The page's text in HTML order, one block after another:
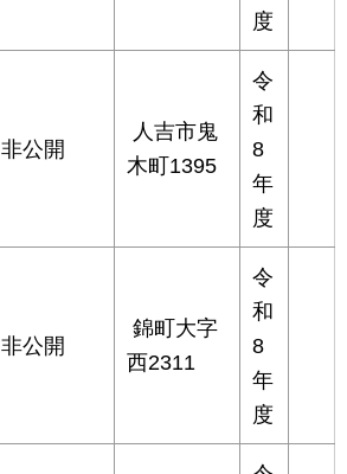
度
非公開
人吉市鬼
木町1395
令
和
8
年
度
非公開
錦町大字
西2311
令
和
8
年
度